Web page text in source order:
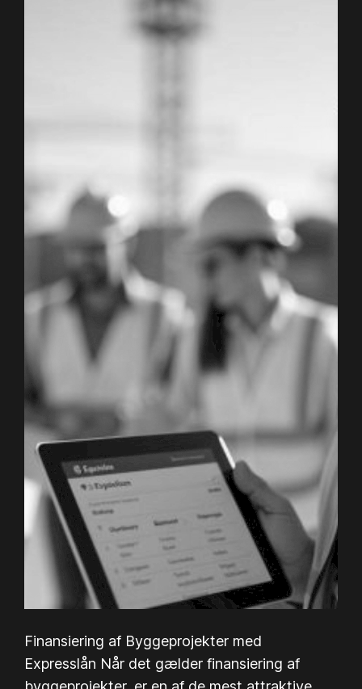
Finansiering af Byggeprojekter med
Expresslån Når det gælder finansiering af